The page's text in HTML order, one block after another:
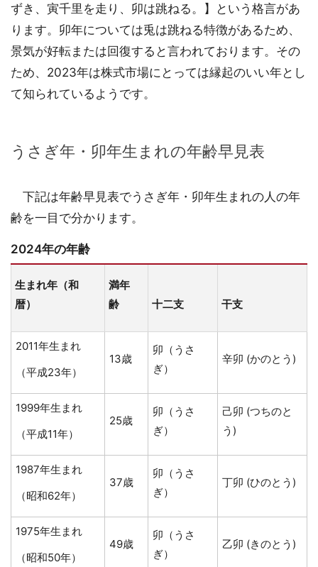
ずき、寅千里を走り、卯は跳ねる。】という格言があ
ります。卯年については兎は跳ねる特徴があるため、
景気が好転または回復すると言われております。その
ため、2023年は株式市場にとっては縁起のいい年とし
て知られているようです。
うさぎ年・卯年生まれの年齢早見表
下記は年齢早見表でうさぎ年・卯年生まれの人の年
齢を一目で分かります。
2024年の年齢
生まれ年（和
暦）
満年
齢
十二支 干支
2011年生まれ
（平成23年）
13歳
卯（うさ
ぎ）
辛卯 (かのとう)
1999年生まれ
（平成11年）
25歳
卯（うさ
ぎ）
己卯 (つちのと
う)
1987年生まれ
（昭和62年）
37歳
卯（うさ
ぎ）
丁卯 (ひのとう)
1975年生まれ
（昭和50年）
49歳
卯（うさ
ぎ）
乙卯 (きのとう)